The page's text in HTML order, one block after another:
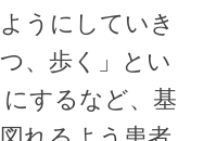
うにしていき
、歩く」とい
するなど、基